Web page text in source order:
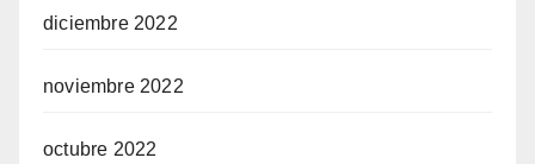
diciembre 2022
noviembre 2022
octubre 2022